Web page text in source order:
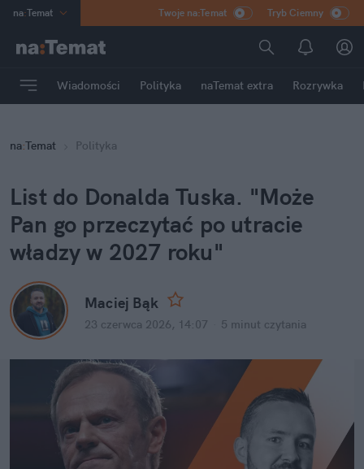
na:Temat
Poland
mama
Rozrywka
Twoje na:Temat Tryb Ciemny
Wiadomości Polityka naTemat extra Rozrywka
na:Temat Polityka
List do Donalda Tuska. "Może
Pan go przeczytać po utracie
władzy w 2027 roku"
Maciej Bąk
23 czerwca 2026, 14:07 5 minut czytania